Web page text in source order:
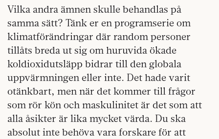
Vilka andra ämnen skulle behandlas på
samma sätt? Tänk er en programserie om
klimatförändringar där random personer
tillåts breda ut sig om huruvida ökade
koldioxidutsläpp bidrar till den globala
uppvärmningen eller inte. Det hade varit
otänkbart, men när det kommer till frågor
som rör kön och maskulinitet är det som att
alla åsikter är lika mycket värda. Du ska
absolut inte behöva vara forskare för att